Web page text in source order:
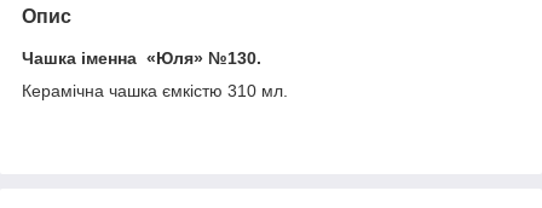
Опис
Чашка іменна «Юля» №130.
Керамічна чашка ємкістю 310 мл.